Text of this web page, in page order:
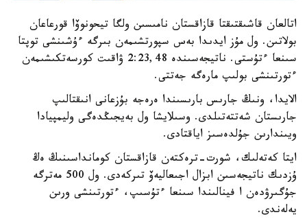
اتالعان قاشىقتىقتا قازاقستان نامىسىن ولگا تيحونوۆا قورعاعان
بولاتىن. ول مۇز ايدىدا بەس سپورتشىمەن بىرگە ءۇشىنشى توپتا
سىنعا ءتۇستى. ناتيجەسىندە 2:23,48 ۋاقىت كورسەتكىشىمەن
ءتورتىنشى بولىپ مارەگە جەتتى.
الايدا، ونىڭ جارىس بارىسىندا ەرەجە بۇزعانى انىقتالىپ
جارىستان شەتتەتىلدى. وسىلايشا ول بەيجىڭدەگى وليمپيادا
ويىندارىن جۇلدەسىز اياقتادى.
ايتا كەتەلىك، شورت-ترەكتەن قازاقستان كومانداسىنىڭ ەڭ
ۇزدىك ناتيجەسىن ابزال اجىعاليەۆ تىركەدى. ول 500 مەترگە
جۇگىرۋدەن ا فينالىندا سىنعا ءتۇسىپ، ءتورتىنشى ورىن
يەلەندى.